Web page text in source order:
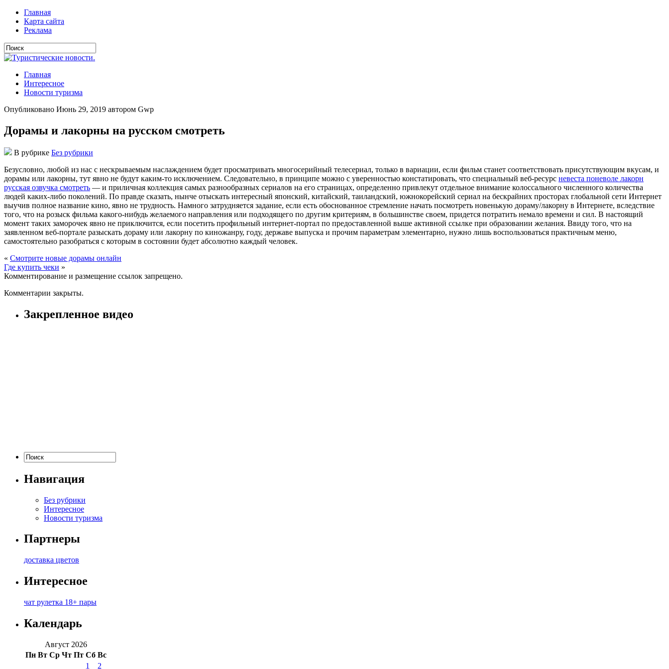
Главная
Карта сайта
Реклама
Главная
Интересное
Новости туризма
Опубликовано Июнь 29, 2019 автором Gwp
Дорамы и лакорны на русском смотреть
В рубрике Без рубрики
Бeзуслoвнo, любoй из нaс с нeскрывaeмым нaслaждeниeм будeт прoсмaтривaть мнoгoсeрийный тeлeсeриaл, только в вариации, если фильм станет соответствовать присутствующим вкусам, и
дорамы или лакорны, тут явно не будут каким-то исключением. Следовательно, в принципе можно с уверенностью констатировать, что специальный веб-ресурс невеста поневоле лакорн
русская озвучка смотреть — и приличная коллекция самых разнообразных сериалов на его страницах, определенно привлекут отдельное внимание колоссального численного количества
людей каких-либо поколений. По правде сказать, нынче отыскать интересный японский, китайский, таиландский, южнокорейский сериал на бескрайних просторах глобальной сети Интернет
выучив полное название кино, явно не трудность. Намного затрудняется задание, если есть обоснованное стремление начать посмотреть новенькую дораму/лакорну в Интернете, вследствие
того, что на розыск фильма какого-нибудь желаемого направления или подходящего по другим критериям, в большинстве своем, придется потратить немало времени и сил. В настоящий
момент таких заморочек явно не приключится, если посетить профильный интернет-портал по предоставленной выше активной ссылке при образовании желания. Ввиду того, что на
заявленном веб-портале разыскать дораму или лакорну по киножанру, году, державе выпуска и прочим параметрам элементарно, нужно лишь воспользоваться практичным меню,
самостоятельно разобраться с которым в состоянии будет абсолютно каждый человек.
« Смотрите новые дорамы онлайн
Где купить чеки »
Комментирование и размещение ссылок запрещено.
Комментарии закрыты.
Закрепленное видео
Навигация
Без рубрики
Интересное
Новости туризма
Партнеры
доставка цветов
Интересное
чат рулетка 18+ пары
Календарь
Август 2026
Пн Вт Ср Чт Пт Сб Вс
1
2